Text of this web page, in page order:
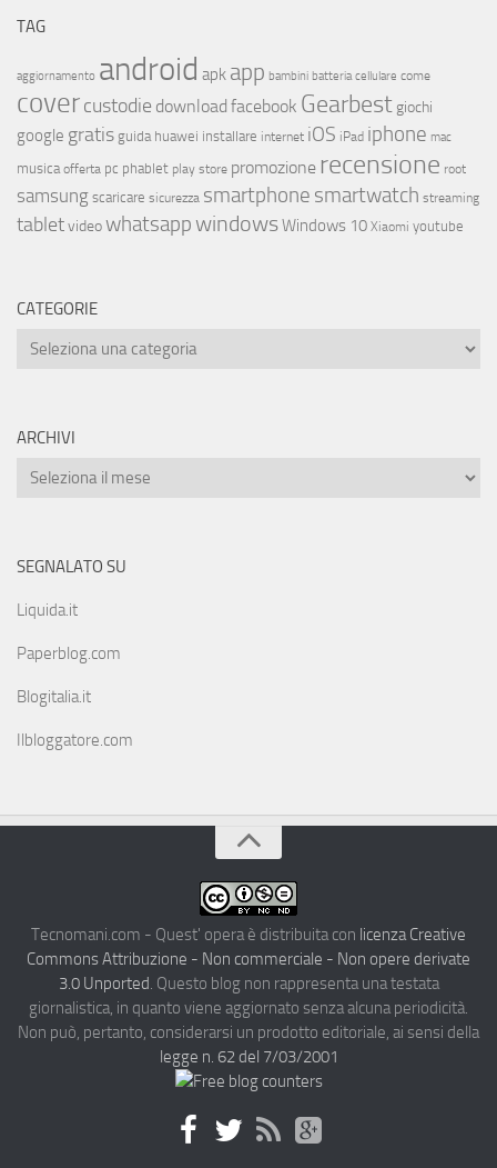
TAG
aggiornamento android apk app bambini batteria cellulare come
covercustodie download facebook Gearbest giochi
google gratis guida huawei installare internet iOS iPad iphone mac
musica offerta pc phablet play store promozione recensione root
samsungscaricare sicurezza smartphone smartwatch streaming
tabletvideowhatsappwindowsWindows 10 Xiaomi youtube
CATEGORIE
ARCHIVI
SEGNALATO SU
Liquida.it
Paperblog.com
Blogitalia.it
Ilbloggatore.com
Tecnomani.com - Quest' opera è distribuita con licenza Creative
Commons Attribuzione - Non commerciale - Non opere derivate
3.0 Unported. Questo blog non rappresenta una testata
giornalistica, in quanto viene aggiornato senza alcuna periodicità.
Non può, pertanto, considerarsi un prodotto editoriale, ai sensi della
legge n. 62 del 7/03/2001